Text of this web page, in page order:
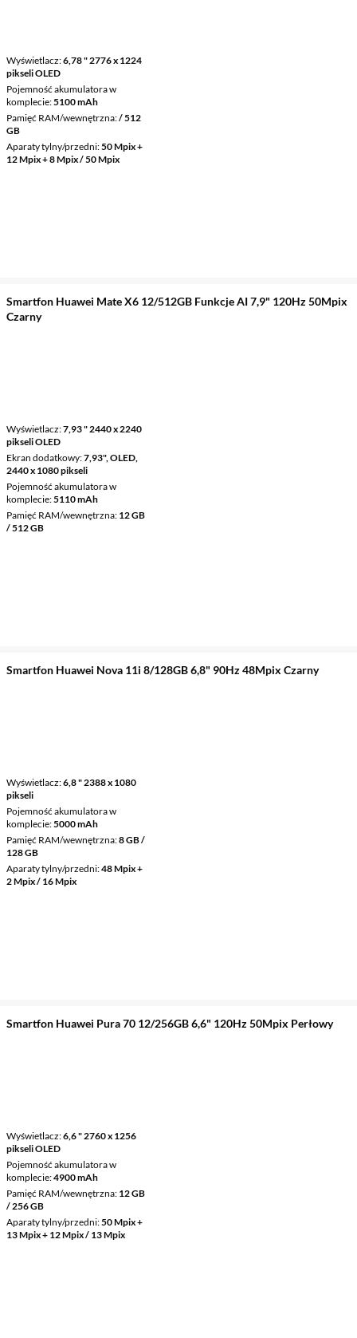
Wyświetlacz 6,78 " 2776 x 1224
pikseli OLED
Pojemność akumulatora w
komplecie 5100 mAh
Pamięć RAM/wewnętrzna / 512
GB
Aparaty tylny/przedni 50 Mpix +
12 Mpix + 8 Mpix / 50 Mpix
Smartfon Huawei Mate X6 12/512GB Funkcje AI 7,9" 120Hz 50Mpix
Czarny
Wyświetlacz 7,93 " 2440 x 2240
pikseli OLED
Ekran dodatkowy 7,93", OLED,
2440 x 1080 pikseli
Pojemność akumulatora w
komplecie 5110 mAh
Pamięć RAM/wewnętrzna 12 GB
/ 512 GB
Smartfon Huawei Nova 11i 8/128GB 6,8" 90Hz 48Mpix Czarny
Wyświetlacz 6,8 " 2388 x 1080
pikseli
Pojemność akumulatora w
komplecie 5000 mAh
Pamięć RAM/wewnętrzna 8 GB /
128 GB
Aparaty tylny/przedni 48 Mpix +
2 Mpix / 16 Mpix
Smartfon Huawei Pura 70 12/256GB 6,6" 120Hz 50Mpix Perłowy
Wyświetlacz 6,6 " 2760 x 1256
pikseli OLED
Pojemność akumulatora w
komplecie 4900 mAh
Pamięć RAM/wewnętrzna 12 GB
/ 256 GB
Aparaty tylny/przedni 50 Mpix +
13 Mpix + 12 Mpix / 13 Mpix